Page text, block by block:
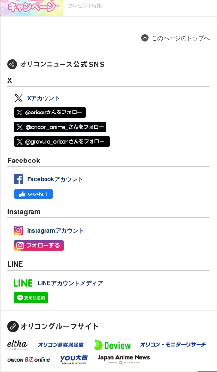
プレゼント特集
このページのトップへ
X
Xアカウント
Facebook
Facebookアカウント
Instagram
Instagramアカウント
LINE
LINEアカウントメディア